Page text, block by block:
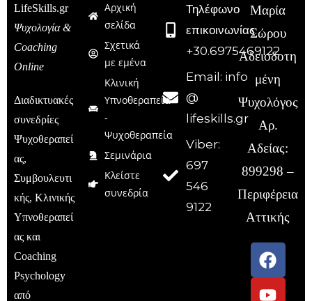
LifeSkills.gr
Ψυχολογία &
Coaching
Online
Διαδικτυακές
συνεδρίες
Ψυχοθεραπεί
ας,
Συμβουλευτι
κής, Κλινικής
Υπνοθεραπεί
ας και
Coaching
Psychology
από
Αρχική
σελίδα
Σχετικά
με εμένα
Κλινική
Υπνοθεραπεία
-
Ψυχοθεραπεία
Σεμινάρια
Κλείστε
συνεδρία
Τηλέφωνο
επικοινωνίας:
+30.6975469122
Email: info
@
lifeskills.gr
Viber:
697
546
9122
Μαρία
Σώρου
Αδειοδοτη
μένη
Ψυχολόγος
Αρ.
Αδείας:
899298 –
Περιφέρεια
Αττικής